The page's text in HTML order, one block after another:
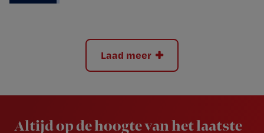
Laad meer
Altijd op de hoogte van het laatste